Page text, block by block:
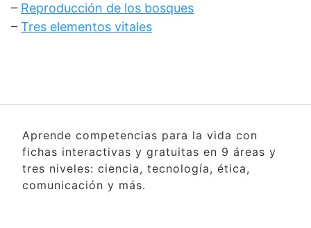
– Reproducción de los bosques
– Tres elementos vitales
Aprende competencias para la vida con
fichas interactivas y gratuitas en 9 áreas y
tres niveles: ciencia, tecnología, ética,
comunicación y más.